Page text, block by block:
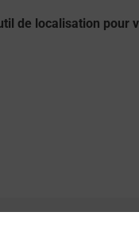
de localisation pour